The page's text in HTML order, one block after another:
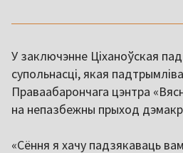
У заключэнне Ціханоўская
супольнасці, якая
Праваабарончага цэнтра
на непазбежны прыход
«Сёння я хачу падзякаваць